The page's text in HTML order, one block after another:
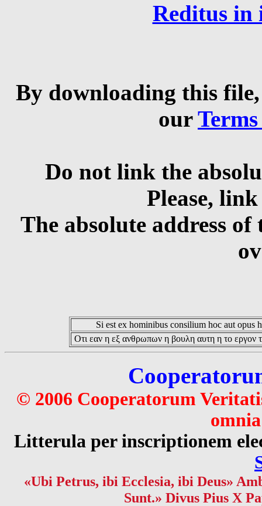
Reditus in
By downloading this
our
Do not link the
Please,
The absolute address
Si est ex hominibus consilium hoc aut opus
Οτι εαν η εξ ανθρωπων η βουλη αυτη η το εργον
© 2006 Cooperatorum
Litterula per inscriptionem
«Ubi Petrus, ibi Ecclesia, ibi Deus»
Sunt.» Divus Pius X